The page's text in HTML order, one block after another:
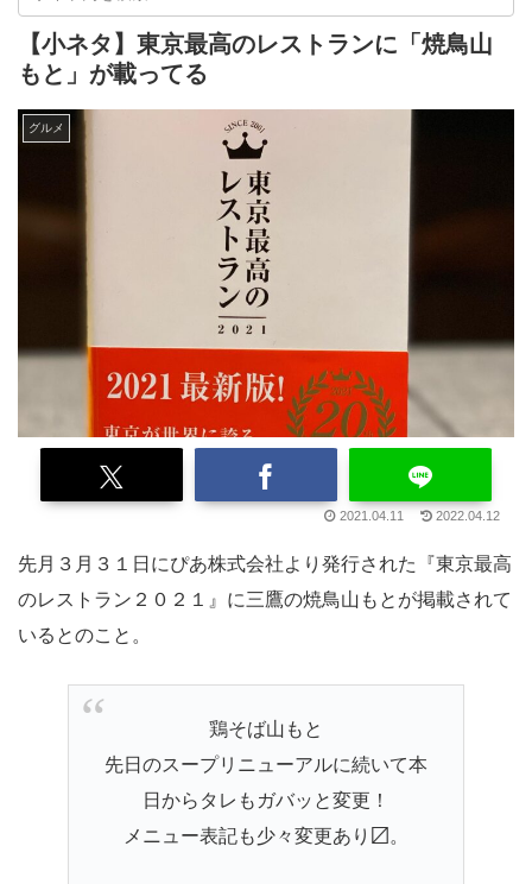
【小ネタ】東京最高のレストランに「焼鳥山
もと」が載ってる
グルメ
2021.04.11 2022.04.12
先月３月３１日にぴあ株式会社より発行された『東京最高
のレストラン２０２１』に三鷹の焼鳥山もとが掲載されて
いるとのこと。
鶏そば山もと
先日のスープリニューアルに続いて本
日からタレもガバッと変更！
メニュー表記も少々変更あり〼。